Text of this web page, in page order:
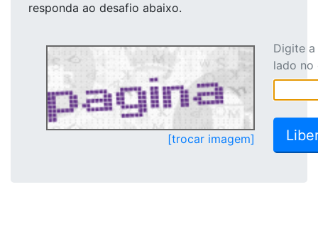
responda ao desafio abaixo.
[trocar imagem]
Digite
lado no